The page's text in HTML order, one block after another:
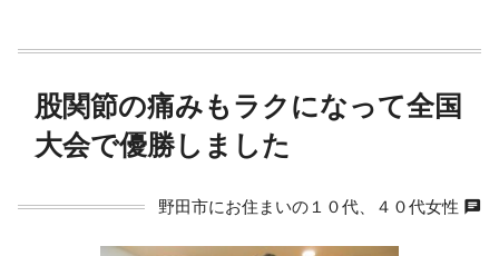
股関節の痛みもラクになって全国
大会で優勝しました
野田市にお住まいの１０代、４０代女性 chat